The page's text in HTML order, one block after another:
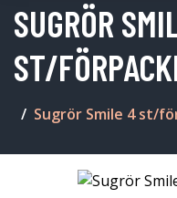
SUGRÖR
ST/
Sugrör Smile 4 st/